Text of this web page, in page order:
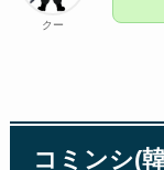
クー
コミンシ(